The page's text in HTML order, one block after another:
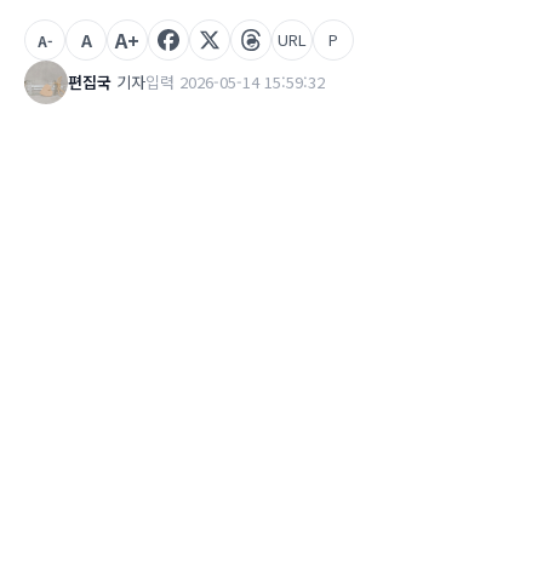
편집국 기자입력 2026-05-14 15:59:32
A- A A+ URL P